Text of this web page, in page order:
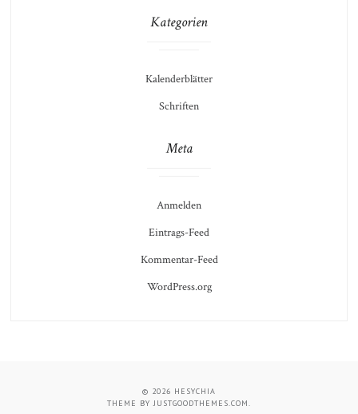
Kategorien
Kalenderblätter
Schriften
Meta
Anmelden
Eintrags-Feed
Kommentar-Feed
WordPress.org
© 2026 HESYCHIA
THEME BYJUSTGOODTHEMES.COM.